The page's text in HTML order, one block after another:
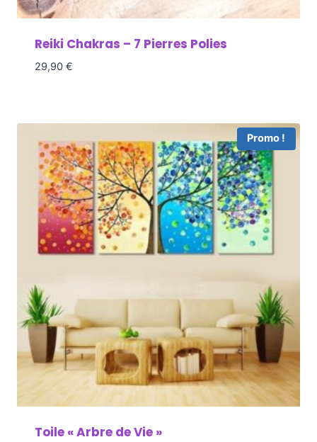
Reiki Chakras – 7 Pierres Polies
29,90 €
Promo !
Toile « Arbre de Vie »